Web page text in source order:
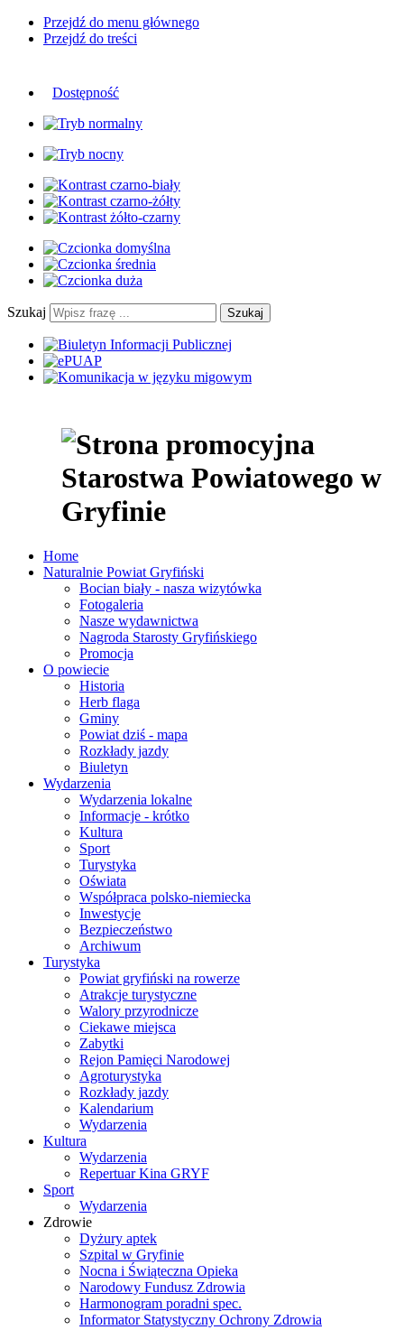
Przejdź do menu głównego
Przejdź do treści
Dostępność
Szukaj Szukaj
Home
Naturalnie Powiat Gryfiński
Bocian biały - nasza wizytówka
Fotogaleria
Nasze wydawnictwa
Nagroda Starosty Gryfińskiego
Promocja
O powiecie
Historia
Herb flaga
Gminy
Powiat dziś - mapa
Rozkłady jazdy
Biuletyn
Wydarzenia
Wydarzenia lokalne
Informacje - krótko
Kultura
Sport
Turystyka
Oświata
Współpraca polsko-niemiecka
Inwestycje
Bezpieczeństwo
Archiwum
Turystyka
Powiat gryfiński na rowerze
Atrakcje turystyczne
Walory przyrodnicze
Ciekawe miejsca
Zabytki
Rejon Pamięci Narodowej
Agroturystyka
Rozkłady jazdy
Kalendarium
Wydarzenia
Kultura
Wydarzenia
Repertuar Kina GRYF
Sport
Wydarzenia
Zdrowie
Dyżury aptek
Szpital w Gryfinie
Nocna i Świąteczna Opieka
Narodowy Fundusz Zdrowia
Harmonogram poradni spec.
Informator Statystyczny Ochrony Zdrowia